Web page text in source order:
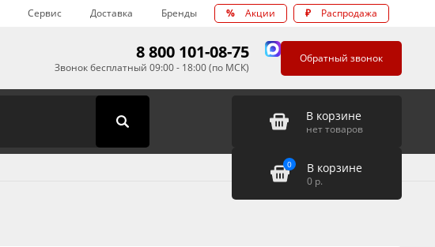
Сервис Доставка Бренды % Акции ₽ Распродажа
8 800 101-08-75
Звонок бесплатный 09:00 - 18:00 (по МСК)
Обратный звонок
В корзине
нет товаров
0 В корзине
0 р.